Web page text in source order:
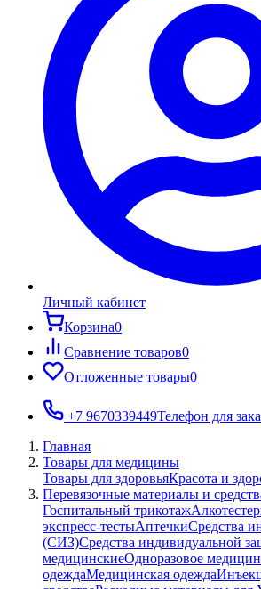
Личный кабинет
Корзина0
Сравнение товаров0
Отложенные товары0
+7 9670339449Телефон для
Главная
Товары для медицины
Товары для здоровьяКрасота и
Перевязочные материалы и
Госпитальный трикотаж
экспресс-тестыАптечкиСредства
(СИЗ)Средства индивидуальной
медицинскиеОдноразовое
одеждаМедицинская одежда